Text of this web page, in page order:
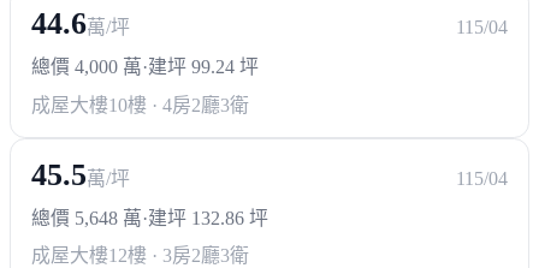
44.6萬/坪
115/04
總價 4,000 萬·建坪 99.24 坪
成屋大樓10樓 · 4房2廳3衛
45.5萬/坪
115/04
總價 5,648 萬·建坪 132.86 坪
成屋大樓12樓 · 3房2廳3衛